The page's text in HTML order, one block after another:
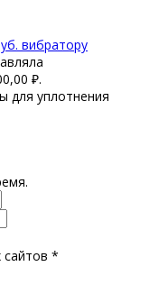
вибратору
₽.
для уплотнения
сайтов *